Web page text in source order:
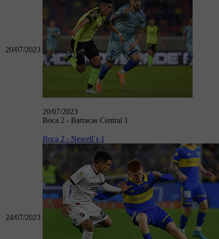
20/07/2023
20/07/2023
Boca 2 - Barracas Central 1
24/07/2023
Boca 2 - Newell´s 1